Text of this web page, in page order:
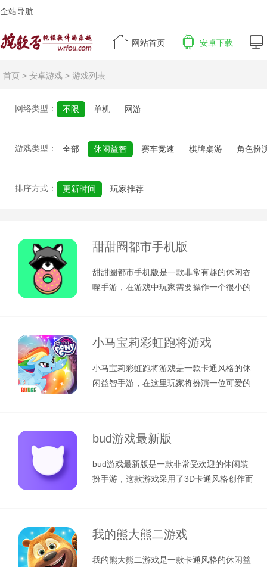
全站导航
 网站首页  安卓下载 
首页 > 安卓游戏 > 游戏列表
网络类型： 不限 单机 网游
游戏类型： 全部 休闲益智 赛车竞速 棋牌桌游 角色扮
排序方式： 更新时间 玩家推荐
甜甜圈都市手机版
甜甜圈都市手机版是一款非常有趣的休闲吞
噬手游，在游戏中玩家需要操作一个很小的
小马宝莉彩虹跑将游戏
小马宝莉彩虹跑将游戏是一款卡通风格的休
闲益智手游，在这里玩家将扮演一位可爱的
bud游戏最新版
bud游戏最新版是一款非常受欢迎的休闲装
扮手游，这款游戏采用了3D卡通风格创作而
我的熊大熊二游戏
我的熊大熊二游戏是一款卡通风格的休闲益